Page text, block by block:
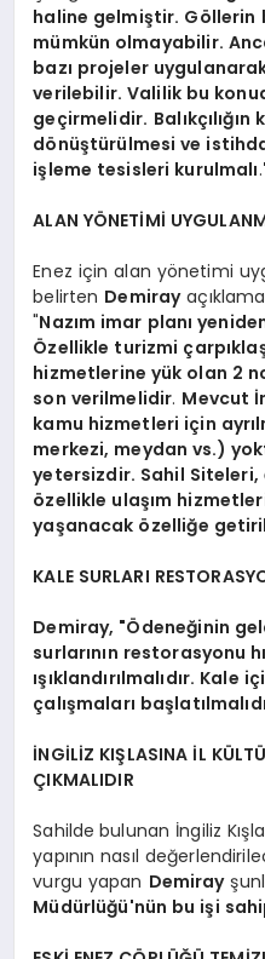
haline gelmiştir. Göllerin
mümkün olmayabilir.
bazı projeler
verilebilir. Valilik bu
geçirmelidir.
dönüştürülmesi ve
işleme tesisleri kurulmalı.
ALAN YÖNETİMİ
Enez için alan yönetimi
belirten Demiray
"Nazım imar planı
Özellikle turizmi
hizmetlerine yük olan 2
son verilmelidir. Mevcut
kamu hizmetleri için
merkezi, meydan vs.)
yetersizdir. Sahil Siteleri,
özellikle ulaşım
yaşanacak özelliğe
KALE SURLARI
Demiray, "Ödeneğinin
surlarının restorasyonu
ışıklandırılmalıdır. Kale
çalışmaları
İNGİLİZ KIŞLASINA İL
ÇIKMALIDIR
Sahilde bulunan İngiliz
yapının nasıl
vurgu yapan Demiray
Müdürlüğü'nün bu işi